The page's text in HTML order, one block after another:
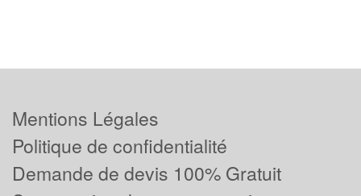
Mentions Légales
Politique de confidentialité
Demande de devis 100% Gratuit